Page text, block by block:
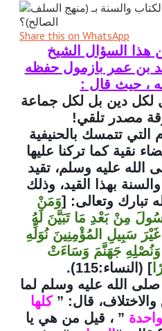
Share this on WhatsApp
هذا السؤال الشيخ
بن عمر بازمول حفظه
، حيث قال :
لكل دين بل لكل جماعة
مصدر تلقي!
التي تتمسك بالحنيفية
نقية كما تركنا عليها
الله عليه وسلم، تقيد
بهذا القيد، وذلك
تبارك وتعالى: [وَمَنْ
مِنْ بَعْدِ مَا تَبَيَّنَ لَهُ
غَيْرَ سَبِيلِ المُؤْمِنِينَ نُوَلِّهِ
وَنُصْلِهِ جَهَنَّمَ وَسَاءَتْ
] (النساء:115).
صلى الله عليه وسلم لما
والاختلاف، قال: ”كلها
” ، قيل من هي يا